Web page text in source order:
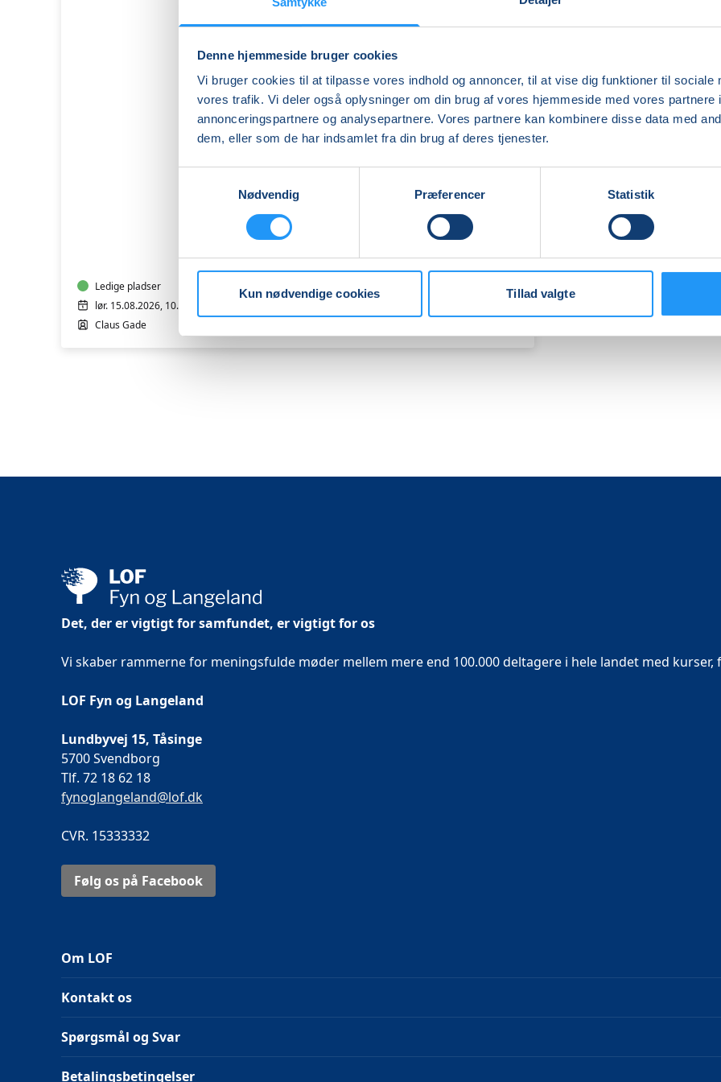
Denne hjemmeside bruger cookies
Vi bruger cookies til at tilpasse vores indhold og annoncer, til at vise dig funktioner til sociale
vores trafik. Vi deler også oplysninger om din brug af vores hjemmeside med vores partnere
annonceringspartnere og analysepartnere. Vores partnere kan kombinere disse data med
dem, eller som de har indsamlet fra din brug af deres tjenester.
Nødvendig
Præferencer Statistik
Kun nødvendige cookies Tillad valgte
Ledige pladser
lør. 15.08.2026, 10.00
Claus Gade
Det, der er vigtigt for samfundet, er vigtigt for os
Vi skaber rammerne for meningsfulde møder mellem mere end 100.000 deltagere i hele landet med kurser,
LOF Fyn og Langeland
Lundbyvej 15, Tåsinge
5700 Svendborg
Tlf. 72 18 62 18
fynoglangeland@lof.dk
CVR. 15333332
Følg os på Facebook
Om LOF
Kontakt os
Spørgsmål og Svar
Betalingsbetingelser